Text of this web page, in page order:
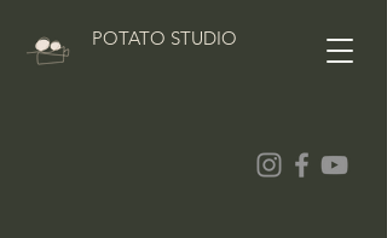
POTATO STUDIO